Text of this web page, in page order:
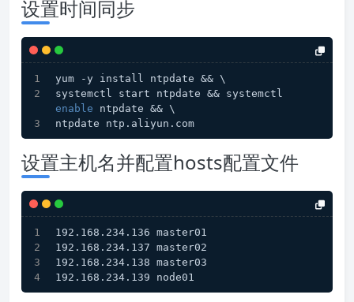
设置时间同步
yum -y install ntpdate && \
enable ntpdate && \
ntpdate ntp.aliyun.com
设置主机名并配置hosts配置文件
192.168.234.136 master01
192.168.234.137 master02
192.168.234.138 master03
192.168.234.139 node01